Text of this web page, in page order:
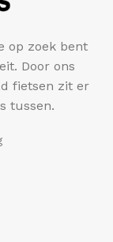
op zoek bent
Door ons
fietsen zit er
tussen.